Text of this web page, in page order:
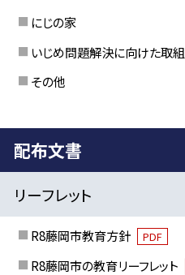
にじの家
いじめ問題解決に向けた取組
その他
配布文書
リーフレット
R8藤岡市教育方針 PDF
R8藤岡市の教育リーフレット